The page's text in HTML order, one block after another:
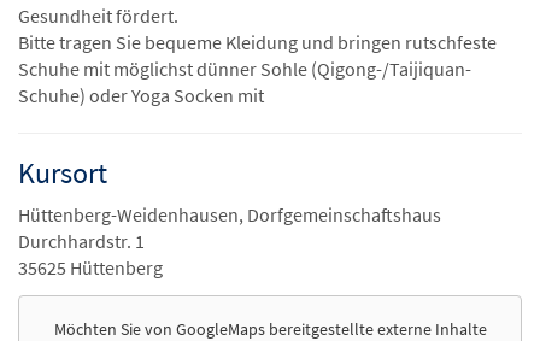
Gesundheit fördert.
Bitte tragen Sie bequeme Kleidung und bringen rutschfeste
Schuhe mit möglichst dünner Sohle (Qigong-/Taijiquan-
Schuhe) oder Yoga Socken mit
Kursort
Hüttenberg-Weidenhausen, Dorfgemeinschaftshaus
Durchhardstr. 1
35625 Hüttenberg
Möchten Sie von GoogleMapsbereitgestellte externe Inhalte